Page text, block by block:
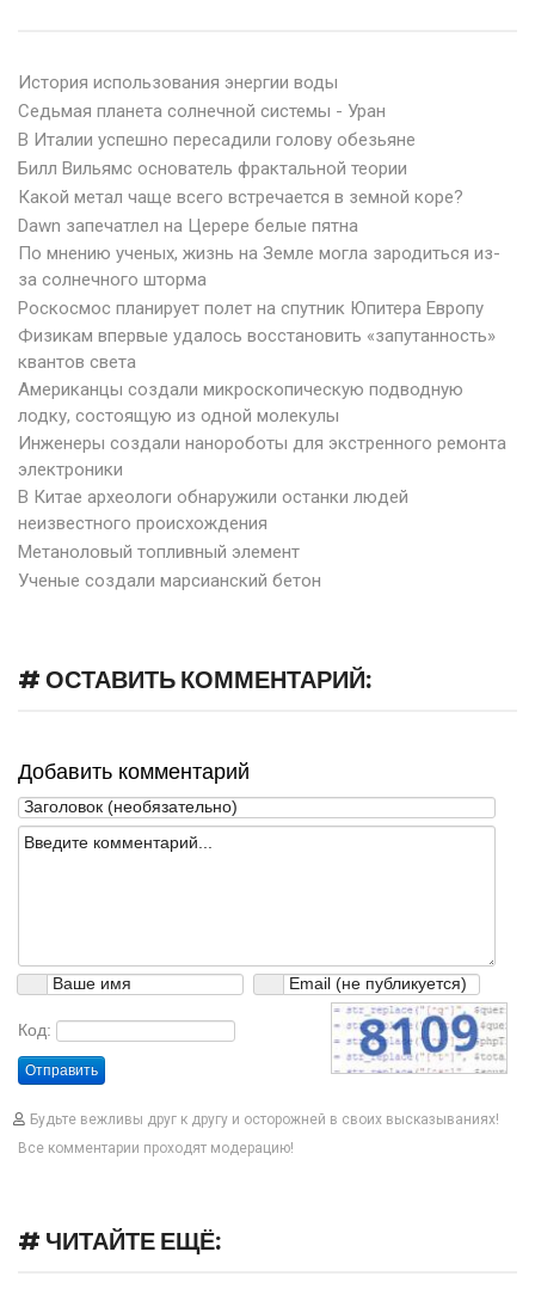
История использования энергии воды
Седьмая планета солнечной системы - Уран
В Италии успешно пересадили голову обезьяне
Билл Вильямс основатель фрактальной теории
Какой метал чаще всего встречается в земной коре?
Dawn запечатлел на Церере белые пятна
По мнению ученых, жизнь на Земле могла зародиться из-
за солнечного шторма
Роскосмос планирует полет на спутник Юпитера Европу
Физикам впервые удалось восстановить «запутанность»
квантов света
Американцы создали микроскопическую подводную
лодку, состоящую из одной молекулы
Инженеры создали нанороботы для экстренного ремонта
электроники
В Китае археологи обнаружили останки людей
неизвестного происхождения
Метаноловый топливный элемент
Ученые создали марсианский бетон
# ОСТАВИТЬ КОММЕНТАРИЙ:
Добавить комментарий
Код:
Отправить
Будьте вежливы друг к другу и осторожней в своих высказываниях!
Все комментарии проходят модерацию!
# ЧИТАЙТЕ ЕЩЁ: